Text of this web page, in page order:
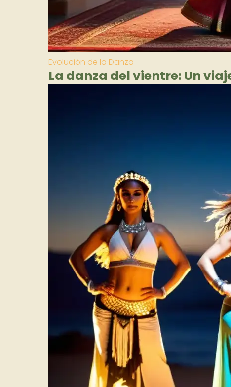
Evolución de la Danza
La danza del vientre: Un